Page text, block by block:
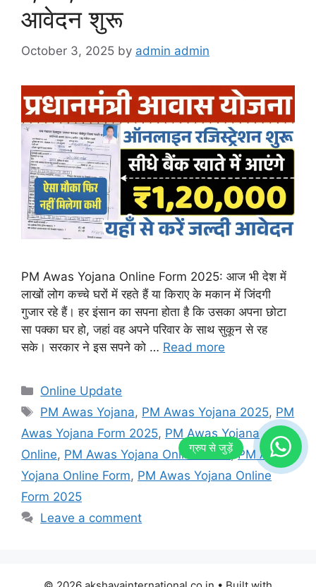
आवेदन शुरू
October 3, 2025 by admin admin
PM Awas Yojana Online Form 2025: आज भी देश में
लाखों लोग कच्चे घरों में रहते हैं या किराए के मकान में जिंदगी
गुजार रहे हैं। हर इंसान का सपना होता है कि उसका अपना छोटा
सा पक्का घर हो, जहां वह अपने परिवार के साथ सुकून से रह
सके। सरकार ने इस सपने को … Read more
Categories
Online Update
Tags
PM Awas Yojana, PM Awas Yojana 2025, PM
Awas Yojana Form 2025, PM Awas Yojana
Online, PM Awas Yojana Online 2025, PM Awas
Yojana Online Form, PM Awas Yojana Online
Form 2025
Leave a comment